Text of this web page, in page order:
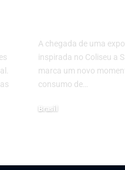
A chegada de uma
inspirada no Coliseu a
marca um novo
consumo de…
Brasil